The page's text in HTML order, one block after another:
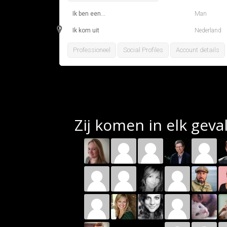
Ik ben een... Man
Ik kom uit Nederland
Professioneel Social Profiles Account details
Zij komen in elk